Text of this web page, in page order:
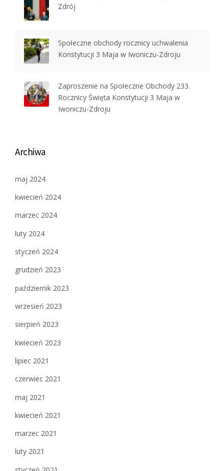
Zdrój
Społeczne obchody rocznicy uchwalenia
Konstytucji 3 Maja w Iwoniczu-Zdroju
Zaproszenie na Społeczne Obchody 233.
Rocznicy Święta Konstytucji 3 Maja w
Iwoniczu-Zdroju
Archiwa
maj 2024
kwiecień 2024
marzec 2024
luty 2024
styczeń 2024
grudzień 2023
październik 2023
wrzesień 2023
sierpień 2023
kwiecień 2023
lipiec 2021
czerwiec 2021
maj 2021
kwiecień 2021
marzec 2021
luty 2021